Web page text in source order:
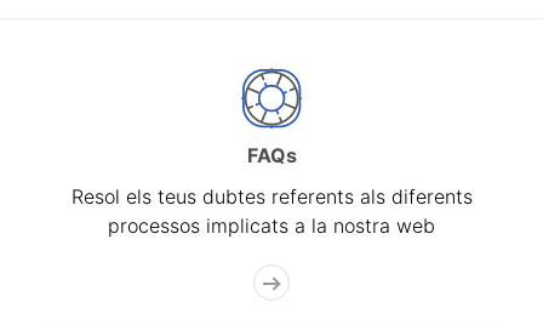
FAQs
Resol els teus dubtes referents als diferents
processos implicats a la nostra web